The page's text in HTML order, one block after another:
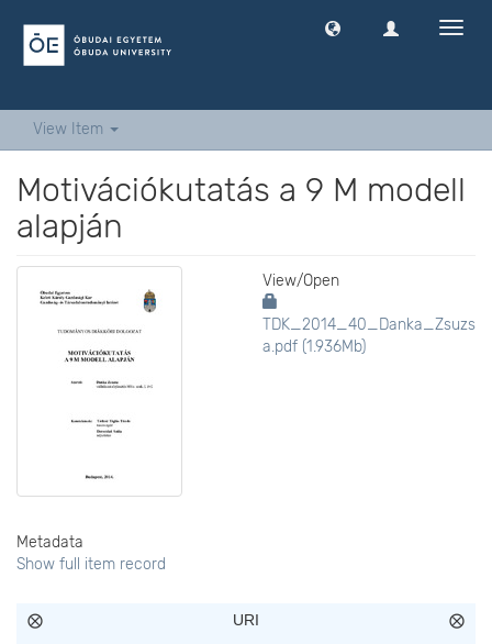
View Item
Motivációkutatás a 9 M modell
alapján
View/Open
TDK_2014_40_Danka_Zsuzs
a.pdf (1.936Mb)
Metadata
Show full item record
URI